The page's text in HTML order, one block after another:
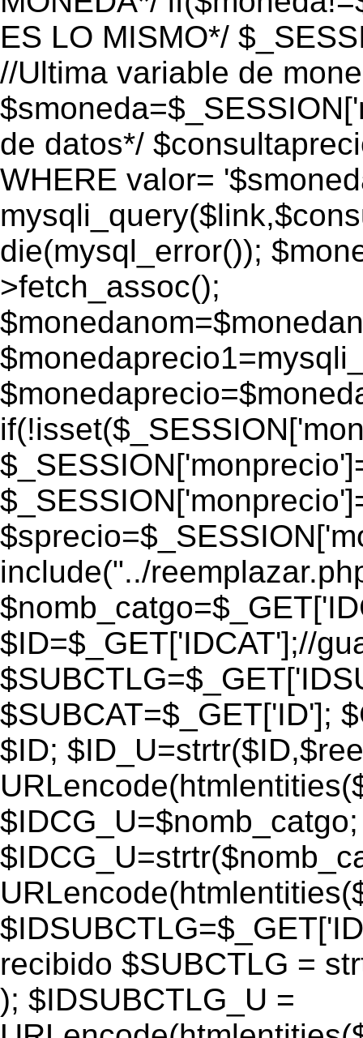
ES LO MISMO*/
//Ultima variable de
de datos*/
WHERE valor=
die(mysql_error());
>fetch_assoc();
include("../
$ID=$_GET['IDCAT'];//
$SUBCAT=$_GET['ID'];
$ID;
$IDCG_U=$nomb_catgo;
recibido $SUBCTLG =
); $IDSUBCTLG_U =